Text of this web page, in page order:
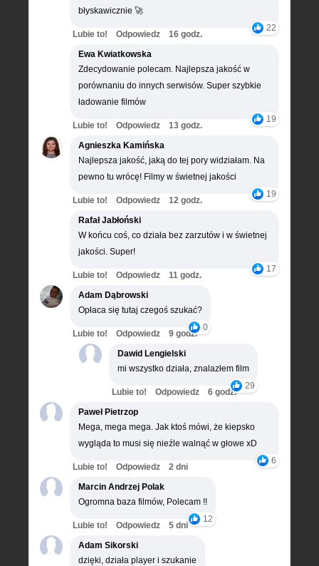
błyskawicznie 🚀
22
Lubie to! Odpowiedz
16 godz.
Ewa Kwiatkowska
Zdecydowanie polecam. Najlepsza jakość w
porównaniu do innych serwisów. Super szybkie
ładowanie filmów
19
Lubie to! Odpowiedz
13 godz.
Agnieszka Kamińska
Najlepsza jakość, jaką do tej pory widziałam. Na
pewno tu wrócę! Filmy w świetnej jakości
19
Lubie to! Odpowiedz
12 godz.
Rafał Jabłoński
W końcu coś, co działa bez zarzutów i w świetnej
jakości. Super!
17
Lubie to! Odpowiedz
11 godz.
Adam Dąbrowski
Opłaca się tutaj czegoś szukać?
0
Lubie to! Odpowiedz
9 godz.
Dawid Lengielski
mi wszystko działa, znalazłem film
29
Lubie to! Odpowiedz
6 godz.
Paweł Pietrzop
Mega, mega mega. Jak ktoś mówi, że kiepsko
wygląda to musi się nieźle walnąć w głowe xD
6
Lubie to! Odpowiedz
2 dni
Marcin Andrzej Polak
Ogromna baza filmów, Polecam !!
12
Lubie to! Odpowiedz
5 dni
Adam Sikorski
dzięki, działa player i szukanie